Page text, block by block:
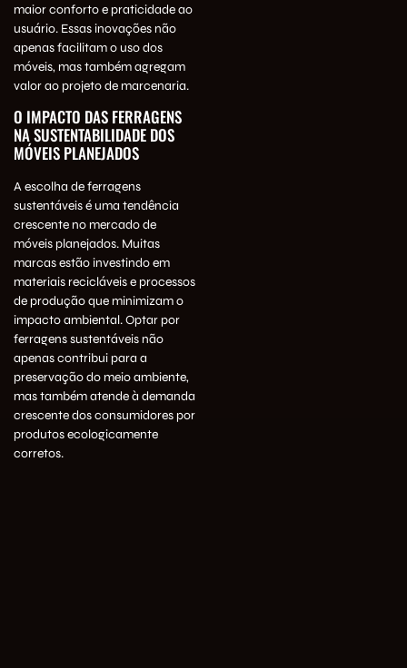
maior conforto e praticidade ao
usuário. Essas inovações não
apenas facilitam o uso dos
móveis, mas também agregam
valor ao projeto de marcenaria.
O IMPACTO DAS FERRAGENS
NA SUSTENTABILIDADE DOS
MÓVEIS PLANEJADOS
A escolha de ferragens
sustentáveis é uma tendência
crescente no mercado de
móveis planejados. Muitas
marcas estão investindo em
materiais recicláveis e processos
de produção que minimizam o
impacto ambiental. Optar por
ferragens sustentáveis não
apenas contribui para a
preservação do meio ambiente,
mas também atende à demanda
crescente dos consumidores por
produtos ecologicamente
corretos.